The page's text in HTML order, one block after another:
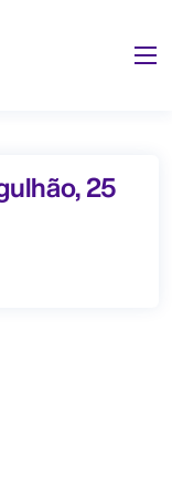
25